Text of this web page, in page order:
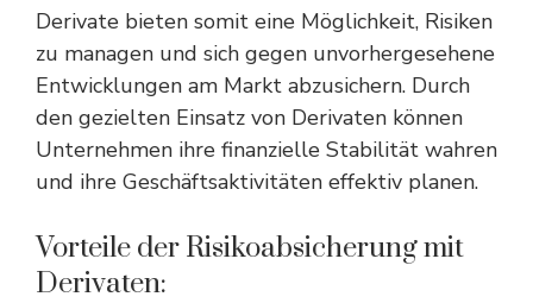
Derivate bieten somit eine Möglichkeit, Risiken
zu managen und sich gegen unvorhergesehene
Entwicklungen am Markt abzusichern. Durch
den gezielten Einsatz von Derivaten können
Unternehmen ihre finanzielle Stabilität wahren
und ihre Geschäftsaktivitäten effektiv planen.
Vorteile der Risikoabsicherung mit
Derivaten: